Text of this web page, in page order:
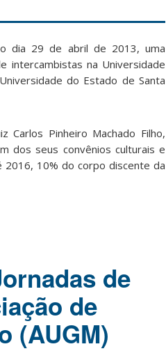
dia 29 de abril de 2013, uma
intercambistas na Universidade
do Estado de Santa
Carlos Pinheiro Machado Filho,
dos seus convênios culturais e
10% do corpo discente da
de
de
(AUGM)